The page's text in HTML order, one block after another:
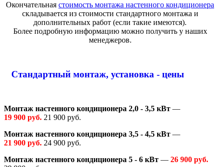
Окончательная стоимость монтажа настенного кондиционера
складывается из стоимости стандартного монтажа и
дополнительных работ (если такие имеются).
Более подробную информацию можно получить у наших
менеджеров.
Стандартный монтаж, установка - цены
Монтаж настенного кондиционера 2,0 - 3,5 кВт —
19 900 руб. 21 900 руб.
Монтаж настенного кондиционера 3,5 - 4,5 кВт —
21 900 руб. 24 900 руб.
Монтаж настенного кондиционера 5 - 6 кВт — 26 900 руб.